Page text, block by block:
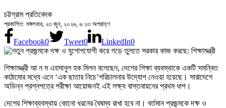
চট্টগ্রাম প্রতিবেদক
প্রকাশিত: মঙ্গলবার, ২৩ জুন, ২০২৬, ৬:২৩ অপরাহ্ণ
Facebook0 Tweet0 LinkedIn0
শিক্ষামন্ত্রী আ ন ম এহসানুল হক মিলন বলেছেন, দেশের শিক্ষা ব্যবস্থাকে একটি সমন্বিত
কাঠামোর মধ্যে এনে ‘এক ছাতার নিচে’পরিচালনার উদ্যোগ নেওয়া হয়েছে। সারাদেশে
অভিন্ন প্রশ্নপত্রে পরীক্ষা আয়োজনই এই লক্ষ্য বাস্তবায়নের প্রথম ধাপ।
দেশের শিক্ষাব্যবস্থায় কোনো ধরনের বৈষম্য রাখা হবে না। বর্তমান প্রজন্মকে দক্ষ ও